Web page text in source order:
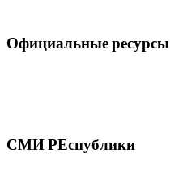
Официальные ресурсы
СМИ РЕспублики